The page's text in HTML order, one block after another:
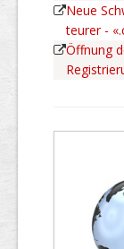
Neue
teurer -
Öffnung